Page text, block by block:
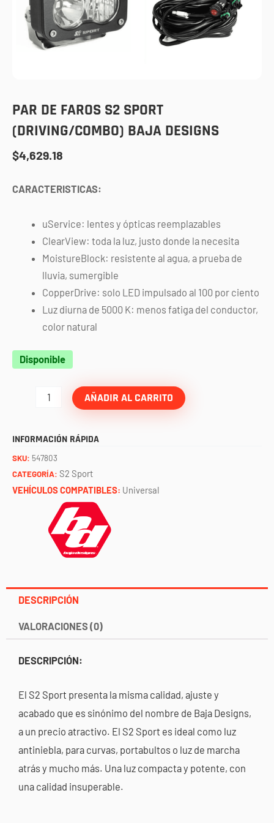
PAR DE FAROS S2 SPORT
(DRIVING/COMBO) BAJA DESIGNS
$4,629.18
CARACTERISTICAS:
uService: lentes y ópticas reemplazables
ClearView: toda la luz, justo donde la necesita
MoistureBlock: resistente al agua, a prueba de
lluvia, sumergible
CopperDrive: solo LED impulsado al 100 por ciento
Luz diurna de 5000 K: menos fatiga del conductor,
color natural
Disponible
Par
BAJA
DESIGNS
AÑADIR AL CARRITO
INFORMACIÓN RÁPIDA
SKU: 547803
CATEGORÍA: S2 Sport
VEHÍCULOS COMPATIBLES: Universal
DESCRIPCIÓN
VALORACIONES (0)
DESCRIPCIÓN:
El S2 Sport presenta la misma calidad, ajuste y
acabado que es sinónimo del nombre de Baja Designs,
a un precio atractivo. El S2 Sport es ideal como luz
antiniebla, para curvas, portabultos o luz de marcha
atrás y mucho más. Una luz compacta y potente, con
una calidad insuperable.